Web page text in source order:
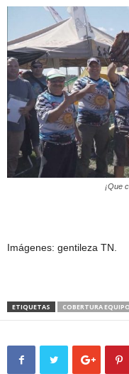
¡Que
Imágenes: gentileza TN.
ETIQUETAS COBERTURA EQUIPO